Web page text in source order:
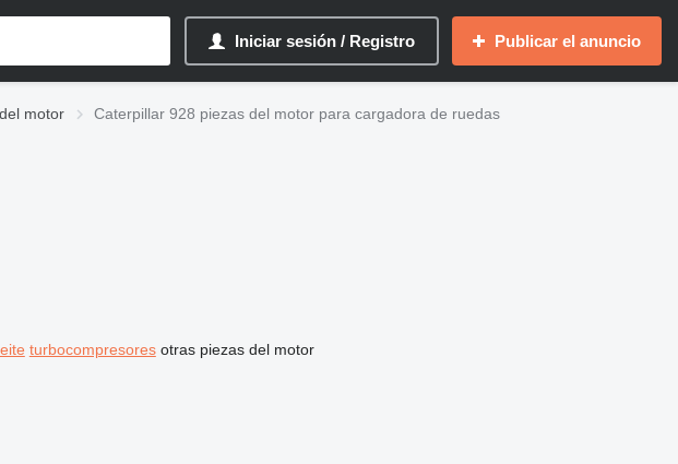
Iniciar sesión / Registro Publicar el anuncio
motor Caterpillar 928 piezas del motor para cargadora de ruedas
turbocompresores otras piezas del motor